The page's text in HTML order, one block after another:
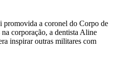
promovida a coronel do Corpo de
corporação, a dentista Aline
inspirar outras militares com